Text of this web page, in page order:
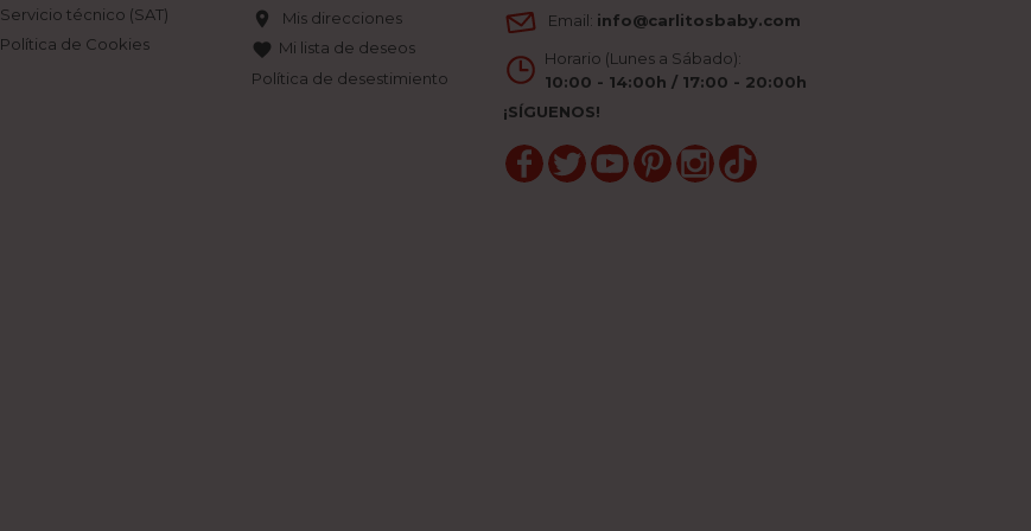
Servicio técnico (SAT)
Política de Cookies
location_on Mis direcciones
favorite Mi lista de deseos
Política de desestimiento
Email: info@carlitosbaby.com
Horario (Lunes a Sábado):
10:00 - 14:00h / 17:00 - 20:00h
¡SÍGUENOS!
Facebook
TwitterYouTubePinterestInstagram
TikTok